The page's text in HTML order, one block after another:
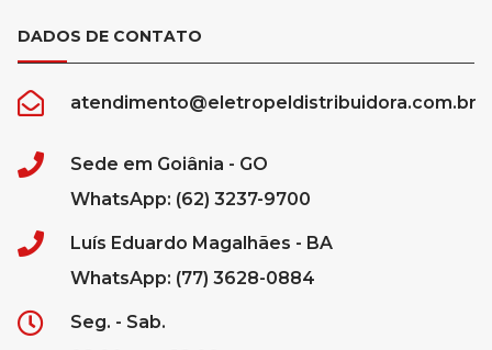
DADOS DE CONTATO
atendimento@eletropeldistribuidora.com.br
Sede em Goiânia - GO
WhatsApp: (62) 3237-9700
Luís Eduardo Magalhães - BA
WhatsApp: (77) 3628-0884
Seg. - Sab.